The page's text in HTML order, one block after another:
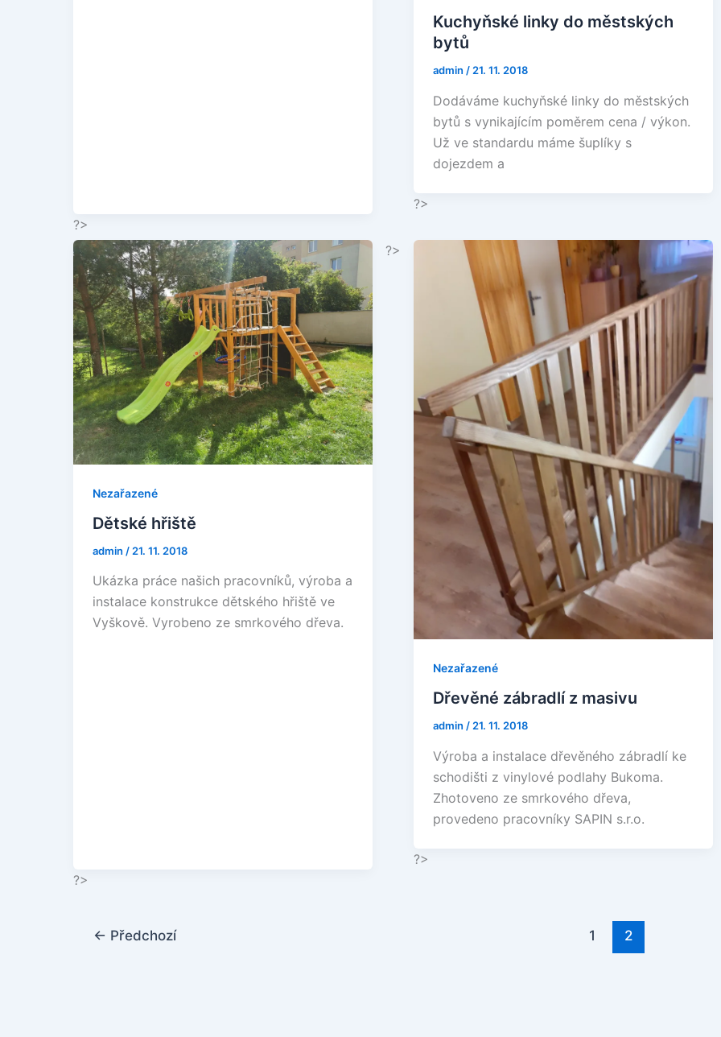
?>
Kuchyňské linky do městských
bytů
admin/21. 11. 2018
Dodáváme kuchyňské linky do městských
bytů s vynikajícím poměrem cena / výkon.
Už ve standardu máme šuplíky s
dojezdem a
?>
Nezařazené
Dětské hřiště
admin / 21. 11. 2018
Ukázka práce našich pracovníků, výroba a
instalace konstrukce dětského hřiště ve
Vyškově. Vyrobeno ze smrkového dřeva.
?>
?>
Nezařazené
Dřevěné zábradlí z masivu
admin / 21. 11. 2018
Výroba a instalace dřevěného zábradlí ke
schodišti z vinylové podlahy Bukoma.
Zhotoveno ze smrkového dřeva,
provedeno pracovníky SAPIN s.r.o.
?>
← Předchozí 1 2